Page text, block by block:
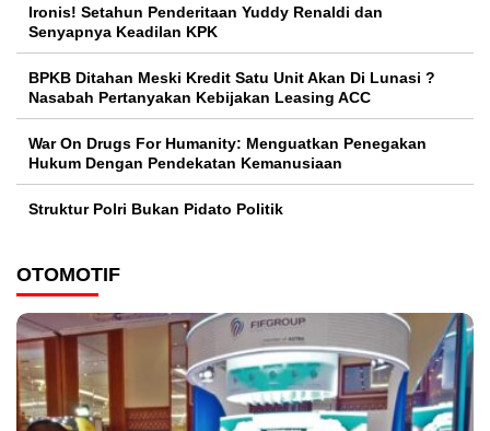
Ironis! Setahun Penderitaan Yuddy Renaldi dan
Senyapnya Keadilan KPK
BPKB Ditahan Meski Kredit Satu Unit Akan Di Lunasi ?
Nasabah Pertanyakan Kebijakan Leasing ACC
War On Drugs For Humanity: Menguatkan Penegakan
Hukum Dengan Pendekatan Kemanusiaan
Struktur Polri Bukan Pidato Politik
OTOMOTIF